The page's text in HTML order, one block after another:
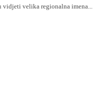
velika regionalna imena...